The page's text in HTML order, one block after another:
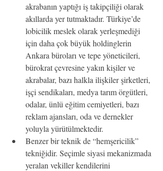
akrabanın yaptığı iş takipçiliği olarak
akıllarda yer tutmaktadır. Türkiye’de
lobicilik meslek olarak yerleşmediği
için daha çok büyük holdinglerin
Ankara büroları ve tepe yöneticileri,
bürokrat çevresine yakın kişiler ve
akrabalar, bazı halkla ilişkiler şirketleri,
işçi sendikaları, medya tarım örgütleri,
odalar, ünlü eğitim cemiyetleri, bazı
reklam ajansları, oda ve dernekler
yoluyla yürütülmektedir.
Benzer bir teknik de “hemşericilik”
tekniğidir. Seçimle siyasi mekanizmada
yeralan vekiller kendilerini